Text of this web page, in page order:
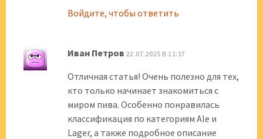
Войдите, чтобы ответить
Иван Петров 22.07.2025 В 11:17
Отличная статья! Очень полезно для тех,
кто только начинает знакомиться с
миром пива. Особенно понравилась
классификация по категориям Ale и
Lager, а также подробное описание